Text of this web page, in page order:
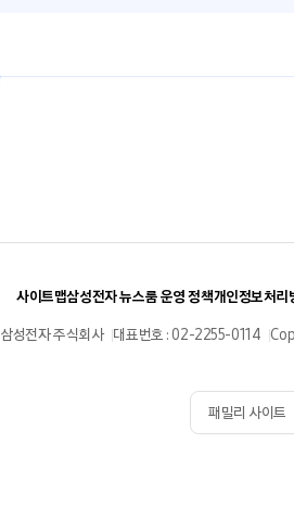
사이트맵삼성전자 뉴스룸 운영 정책개인정보처리
삼성전자 주식회사 대표번호 : 02-2255-0114
패밀리 사이트